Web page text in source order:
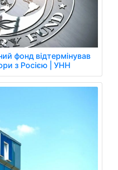
фонд відтермінував
з Росією | УНН